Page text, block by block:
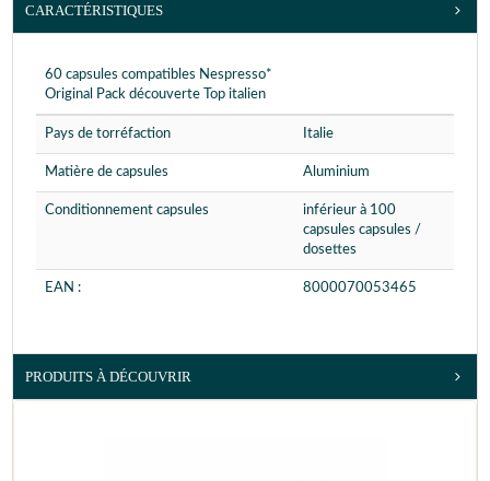
CARACTÉRISTIQUES
60 capsules compatibles Nespresso*
Original Pack découverte Top italien
Pays de torréfaction Italie
Matière de capsules Aluminium
Conditionnement capsules
inférieur à 100
capsules capsules /
dosettes
EAN : 8000070053465
PRODUITS À DÉCOUVRIR